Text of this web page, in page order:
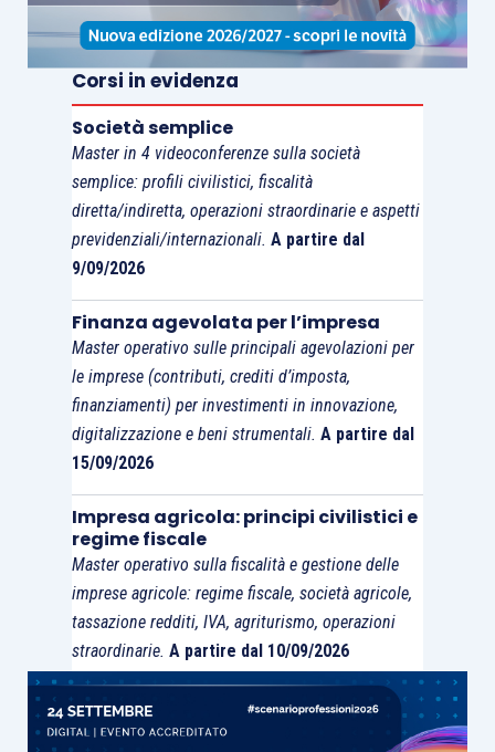
analogia, che iretistiappartenenti ad unarete
contrattopossonousufruiredelcredito
d’impostaperbeni strumentali 4.0, acondizione
che la possibilità dioperare in comune acquisti
nell’interesse dei retisti sia previsto nel
programma di retee che lacapofila
altri retisti icosti sostenutiper l’investimento.
In questo modo si rispetta appieno la
reti di imprese, nate per far sembrare grandi
soggetti che presi singolarmente non lo sono e,
soprattutto, per permettere in questo modo ai
singoli retisti di poter accedere ainvestimenti
altrimenti “sovradimensionati”.
Corsi in evidenza
Società semplice
Master in 4 videoconferenze sulla società
semplice: profili civilistici, fiscalità
diretta/indiretta, operazioni straordinarie e aspetti
previdenziali/internazionali. A partire dal
9/09/2026
Finanza agevolata per l’impresa
Master operativo sulle principali agevolazioni per
le imprese (contributi, crediti d’imposta,
finanziamenti) per investimenti in innovazione,
digitalizzazione e beni strumentali. A partire dal
15/09/2026
Impresa agricola: principi civilistici e
regime fiscale
Master operativo sulla fiscalità e gestione delle
imprese agricole: regime fiscale, società agricole,
tassazione redditi, IVA, agriturismo, operazioni
straordinarie. A partire dal 10/09/2026